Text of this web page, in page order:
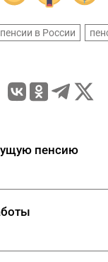
пенсии в России
пенсию